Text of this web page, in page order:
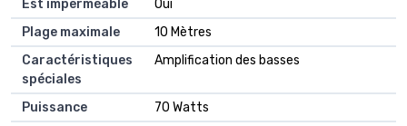
Est imperméable
‎Oui
Plage maximale
‎10 Mètres
Caractéristiques
spéciales
‎Amplification des basses
Puissance
‎70 Watts